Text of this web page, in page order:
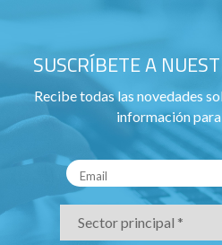
SUSCRÍBETE A
Recibe todas las novedades
información